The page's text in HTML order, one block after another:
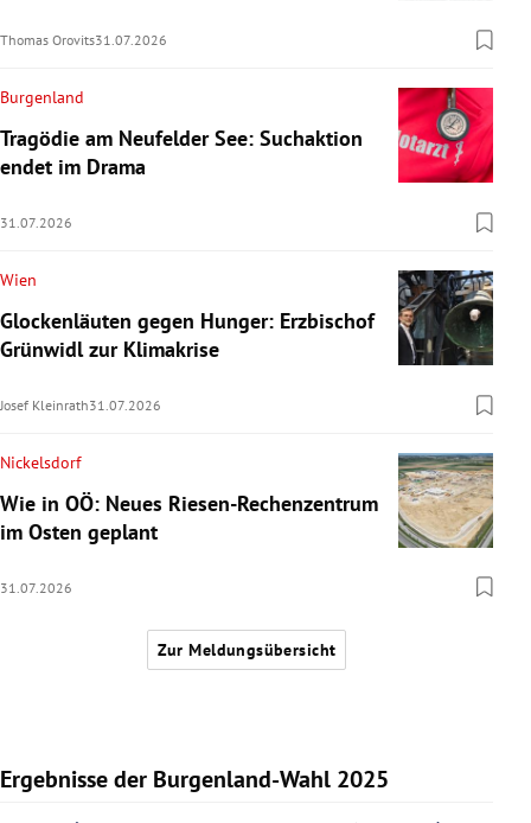
Thomas Orovits31.07.2026
Burgenland
Tragödie am Neufelder See: Suchaktion
endet im Drama
31.07.2026
Wien
Glockenläuten gegen Hunger: Erzbischof
Grünwidl zur Klimakrise
Josef Kleinrath31.07.2026
Nickelsdorf
Wie in OÖ: Neues Riesen-Rechenzentrum
im Osten geplant
31.07.2026
Zur Meldungsübersicht
Ergebnisse der Burgenland-Wahl 2025
Slide 1 von 11